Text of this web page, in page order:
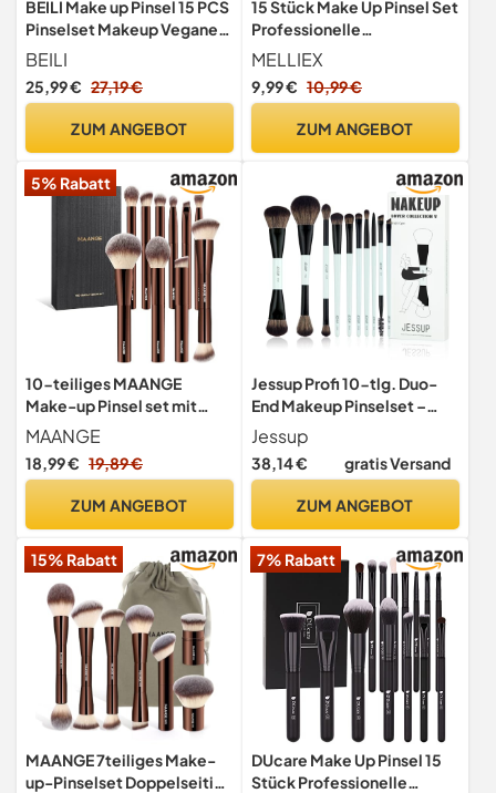
BEILI Make up Pinsel 15 PCS
Pinselset Makeup Veganes,
Schminkpinsel Set,
Professionelle Make up
Pinsel Set mit
Foundationpinsel
Contouringpinsel
Geschenksets
BEILI
25,99 € 27,19 €
ZUM ANGEBOT
15 Stück Make Up Pinsel Set
Professionelle
Schminkpinsel Makeup
Pinselset Kosmetikpinsel
Set für Lidschatten
MELLIEX
9,99 € 10,99 €
ZUM ANGEBOT
5% Rabatt
10-teiliges MAANGE
Make-up Pinsel set mit
Magnetetui, hochwertige
Synthetikpinsel mit kurzem
Griff für Foundation, Puder,
Make-up-Pinsel
MAANGE
18,99 € 19,89 €
ZUM ANGEBOT
Jessup Profi 10-tlg. Duo-
End Makeup Pinselset –
Gesicht & Augen,
Kosmetikpinsel für
Foundation, Puder,
Highlighter, Rouge –
Jessup
38,14 € gratis Versand
ZUM ANGEBOT
15% Rabatt
MAANGE 7teiliges Make-
up-Pinselset Doppelseitige
7% Rabatt
DUcare Make Up Pinsel 15
Stück Professionelle